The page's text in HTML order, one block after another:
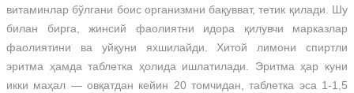
витаминлар бўлгани боис организмни бақувват, тетик қилади. Шу
билан бирга, жинсий фаолиятни идора қилувчи марказлар
фаолиятини ва уйқуни яхшилайди. Хитой лимони спиртли
эритма ҳамда таблетка ҳолида ишлатилади. Эритма ҳар куни
икки маҳал — овқатдан кейин 20 томчидан, таблетка эса 1-1,5